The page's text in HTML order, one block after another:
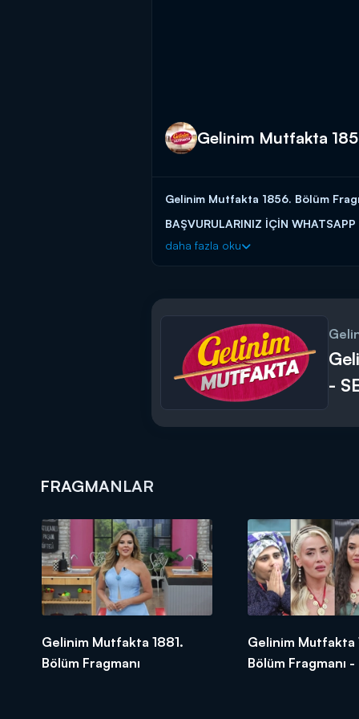
Gelinim Mutfakta
Gelinim Mutfakta 1856. Bölüm
BAŞVURULARINIZ İÇİN
BAŞVURULARINIZ İÇİN WEB
daha fazla oku
-
FRAGMANLAR
Gelinim Mutfakta 1881.
Bölüm Fragmanı
Gelinim Mutfakta
Bölüm Fragmanı